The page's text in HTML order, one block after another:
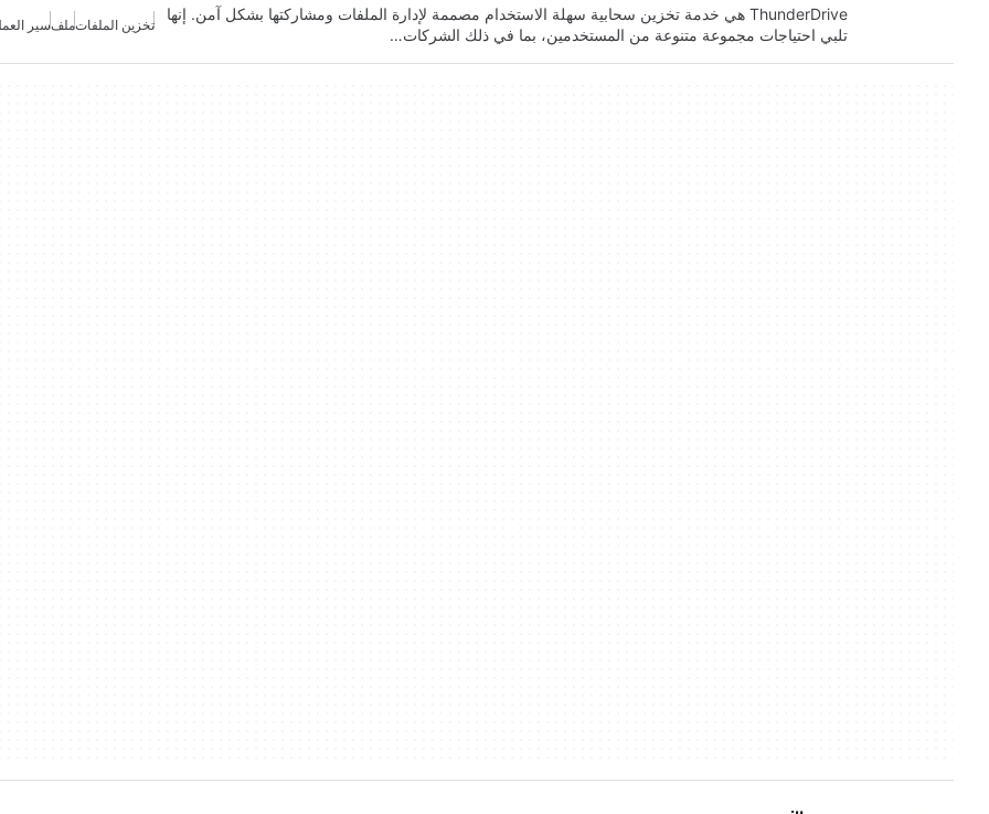
ThunderDrive هي خدمة تخزين سحابية سهلة الاستخدام مصممة لإدارة الملفات ومشاركتها بشكل آمن. إنها
تلبي احتياجات مجموعة متنوعة من المستخدمين، بما في ذلك الشركات…
تخزين الملفاتملفسير